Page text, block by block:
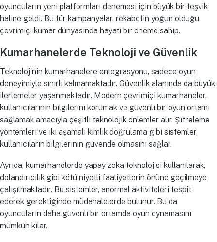
oyuncuların yeni platformları denemesi için büyük bir teşvik
haline geldi. Bu tür kampanyalar, rekabetin yoğun olduğu
çevrimiçi kumar dünyasında hayati bir öneme sahip.
Kumarhanelerde Teknoloji ve Güvenlik
Teknolojinin kumarhanelere entegrasyonu, sadece oyun
deneyimiyle sınırlı kalmamaktadır. Güvenlik alanında da büyük
ilerlemeler yaşanmaktadır. Modern çevrimiçi kumarhaneler,
kullanıcılarının bilgilerini korumak ve güvenli bir oyun ortamı
sağlamak amacıyla çeşitli teknolojik önlemler alır. Şifreleme
yöntemleri ve iki aşamalı kimlik doğrulama gibi sistemler,
kullanıcıların bilgilerinin güvende olmasını sağlar.
Ayrıca, kumarhanelerde yapay zeka teknolojisi kullanılarak,
dolandırıcılık gibi kötü niyetli faaliyetlerin önüne geçilmeye
çalışılmaktadır. Bu sistemler, anormal aktiviteleri tespit
ederek gerektiğinde müdahalelerde bulunur. Bu da
oyuncuların daha güvenli bir ortamda oyun oynamasını
mümkün kılar.